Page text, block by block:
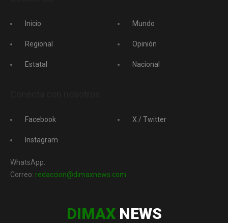
Inicio
Regional
Estatal
Mundo
Opinión
Nacional
Facebook
Instagram
X / Twitter
WhatsApp:
Correo: redaccion@dimaxnews.com
DIMAXNEWS